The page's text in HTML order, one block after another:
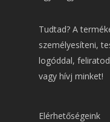
Tudtad? A
személyesíteni,
logóddal,
vagy hívj minket!
Elérhetőségeink